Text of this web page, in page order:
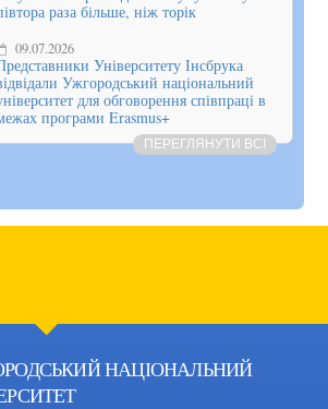
раза більше, ніж торік
09.07.2026
Університету Інсбрука
Ужгородський національний
для обговорення співпраці в
програми Erasmus+
ПЕРЕГЛЯНУТИ ВСІ
НАЦІОНАЛЬНИЙ